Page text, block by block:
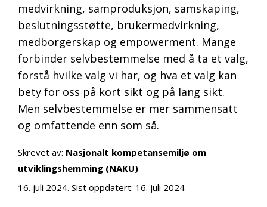
medvirkning, samproduksjon, samskaping,
beslutningsstøtte, brukermedvirkning,
medborgerskap og empowerment. Mange
forbinder selvbestemmelse med å ta et valg,
forstå hvilke valg vi har, og hva et valg kan
bety for oss på kort sikt og på lang sikt.
Men selvbestemmelse er mer sammensatt
og omfattende enn som så.
Skrevet av: Nasjonalt kompetansemiljø om
utviklingshemming (NAKU)
16. juli 2024. Sist oppdatert: 16. juli 2024